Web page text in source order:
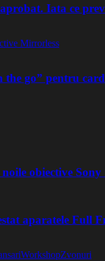
Iata ce
Mirrorless
the go” pentru
obiective
aparatele Full
WorkshopZvonuri